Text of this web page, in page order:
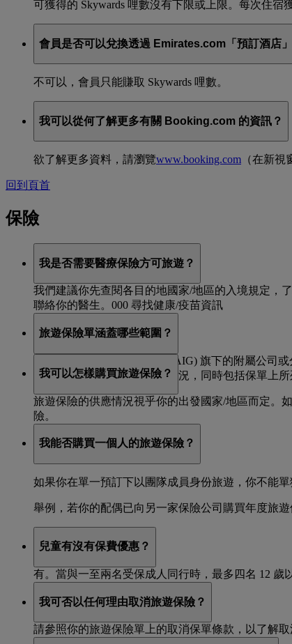
可獲得的 Skywards 哩數沒有下限或上限。每次住宿
會員是否可以兌換透過 Emirates.com「預訂酒店
不可以，會員只能賺取 Skywards 哩數。
我可以從何了解更多有關 Booking.com 的資訊？
欲了解更多資料，請瀏覽www.booking.com （在新視
回到頁首
保險
我是否需要醫療保險方可旅遊？
我們建議你先查閱各目的地國家/地區的入境規定，
聯絡你的醫生。000 尋找健康/疫苗資訊
旅遊保險單涵蓋哪些範圍？
旅遊保險單由美國國際集團 (AIG) 旗下的附屬公司
亦會保障行李遺失或延誤的情況，同時包括保單上
我可以怎樣購買旅遊保險？
旅遊保險的供應情況視乎你的出發國家/地區而定。
險。
我能否購買一個人的旅遊保險？
如果你在單一預訂下以團隊成員身份旅遊，你不能單
舉例，若你的配偶已向另一家保險公司購買年度旅
兒童有沒有保費優惠？
有。當與一至兩名受保成人同行時，最多四名 12 歲
我可否以任何理由取消旅遊保險？
請參照你的旅遊保險單上的取消保單條款，以了解